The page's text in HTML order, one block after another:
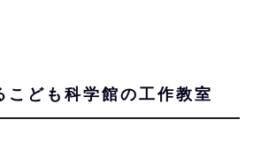
こども科学館の工作教室